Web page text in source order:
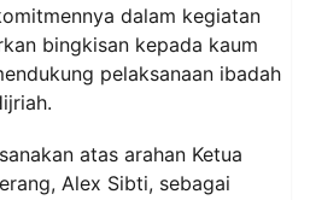
dalam kegiatan
bingkisan kepada kaum
pelaksanaan ibadah
atas arahan Ketua
Alex Sibti, sebagai